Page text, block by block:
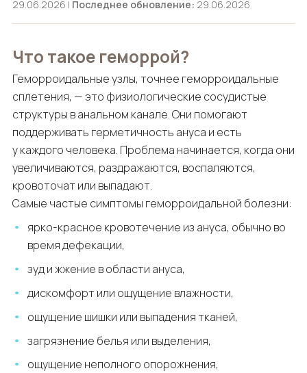
29.06.2026 | Последнее обновление: 29.06.2026
Что такое геморрой?
Геморроидальные узлы, точнее геморроидальные
сплетения, — это физиологические сосудистые
структуры в анальном канале. Они помогают
поддерживать герметичность ануса и есть
у каждого человека. Проблема начинается, когда они
увеличиваются, раздражаются, воспаляются,
кровоточат или выпадают.
Самые частые симптомы геморроидальной болезни:
ярко-красное кровотечение из ануса, обычно во
время дефекации,
зуд и жжение в области ануса,
дискомфорт или ощущение влажности,
ощущение шишки или выпадения тканей,
загрязнение белья или выделения,
ощущение неполного опорожнения,